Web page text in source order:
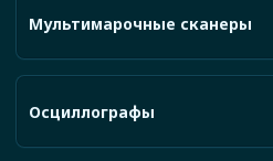
Мультимарочные сканеры
Осциллографы